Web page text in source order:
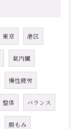
東京 港区
氣内臓
慢性疲労
整体 バランス
腸もみ